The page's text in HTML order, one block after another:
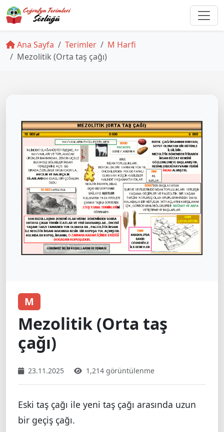
Ana Sayfa Terimler
M Harfi
Mezolitik (Orta taş çağı)
M
Mezolitik (Orta taş
çağı)
23.11.2025 1,214 görüntülenme
Eski taş çağı ile yeni taş çağı arasında uzun
bir geçiş çağı.